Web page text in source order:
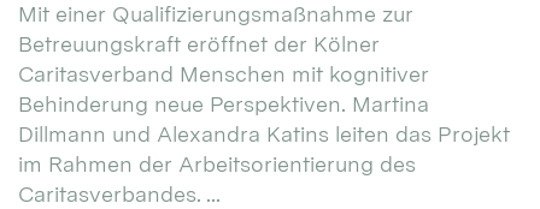
Mit einer Qualifizierungsmaßnahme zur
Betreuungskraft eröffnet der Kölner
Caritasverband Menschen mit kognitiver
Behinderung neue Perspektiven. Martina
Dillmann und Alexandra Katins leiten das Projekt
im Rahmen der Arbeitsorientierung des
Caritasverbandes. ...